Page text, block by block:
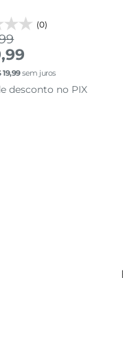
(0)
19,99sem juros
desconto no PIX